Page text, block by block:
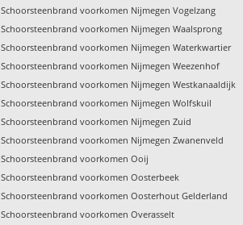
Schoorsteenbrand voorkomen Nijmegen Vogelzang
Schoorsteenbrand voorkomen Nijmegen Waalsprong
Schoorsteenbrand voorkomen Nijmegen Waterkwartier
Schoorsteenbrand voorkomen Nijmegen Weezenhof
Schoorsteenbrand voorkomen Nijmegen Westkanaaldijk
Schoorsteenbrand voorkomen Nijmegen Wolfskuil
Schoorsteenbrand voorkomen Nijmegen Zuid
Schoorsteenbrand voorkomen Nijmegen Zwanenveld
Schoorsteenbrand voorkomen Ooij
Schoorsteenbrand voorkomen Oosterbeek
Schoorsteenbrand voorkomen Oosterhout Gelderland
Schoorsteenbrand voorkomen Overasselt